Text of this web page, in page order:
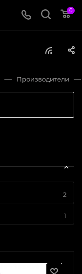
0
— Производители —
2
1